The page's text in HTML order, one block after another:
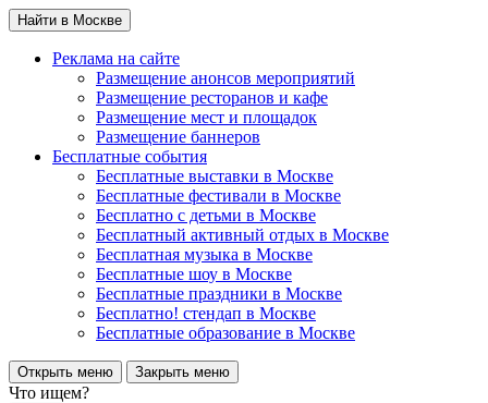
Найти в Москве
Реклама на сайте
Размещение анонсов мероприятий
Размещение ресторанов и кафе
Размещение мест и площадок
Размещение баннеров
Бесплатные события
Бесплатные выставки в Москве
Бесплатные фестивали в Москве
Бесплатно с детьми в Москве
Бесплатный активный отдых в Москве
Бесплатная музыка в Москве
Бесплатные шоу в Москве
Бесплатные праздники в Москве
Бесплатно! стендап в Москве
Бесплатные образование в Москве
Открыть меню Закрыть меню
Что ищем?